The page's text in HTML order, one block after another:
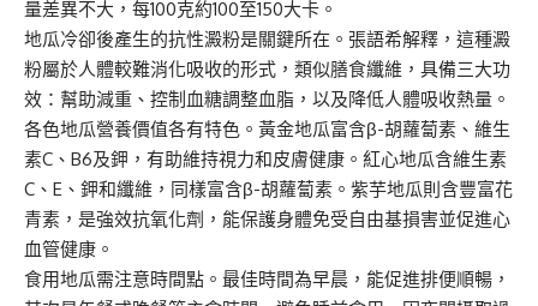
量差異不大，每100克約100至150大卡。
地瓜冷卻後產生的抗性澱粉是關鍵所在。張語希解釋，這種澱
粉屬於人體較難消化吸收的形式，類似膳食纖維，具備三大功
效：幫助減重、控制血糖調整血脂，以及降低人體吸收熱量。
各色地瓜營養價值各有特色。黃金地瓜富含β-胡蘿蔔素、維生
素C、B6及鉀，有助維持視力和皮膚健康。紅心地瓜含維生素
C、E、鉀和纖維，同樣富含β-胡蘿蔔素。紫芋地瓜則含豐富花
青素，是強效抗氧化劑，能保護身體免受自由基損害並促進心
血管健康。
食用地瓜需注意時間點。最佳時間為早晨，能促進排便順暢，